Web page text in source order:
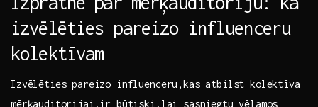
izvēlēties pareizo influenceru
kolektīvam
Izvēlēties ‍pareizo influenceru,kas atbilst kolektīva
mērķauditorijai,ir būtiski,lai‌ sasniegtu vēlamos‍